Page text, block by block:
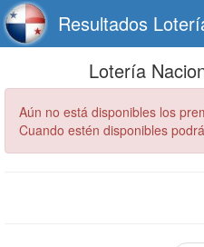
Resultados
Lotería
Aún no está disponibles los
Cuando estén disponibles